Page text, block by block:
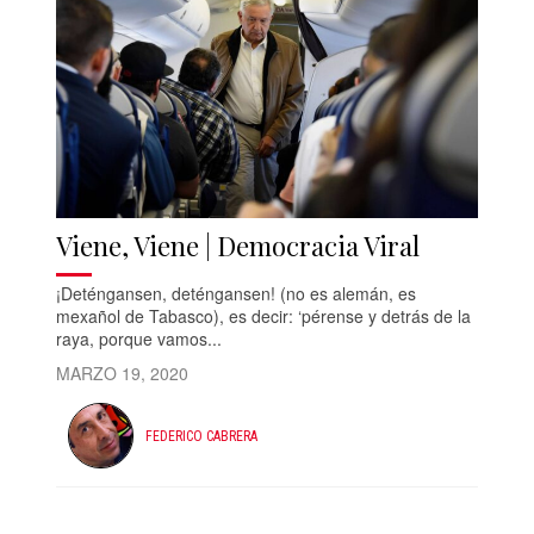
Viene, Viene | Democracia Viral
¡Deténgansen, deténgansen! (no es alemán, es
mexañol de Tabasco), es decir: ‘pérense y detrás de la
raya, porque vamos...
MARZO 19, 2020
FEDERICO CABRERA